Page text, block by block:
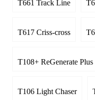
T661 Track Line
T617 Criss-cross
T108+ ReGenerate Plus
T106 Light Chaser